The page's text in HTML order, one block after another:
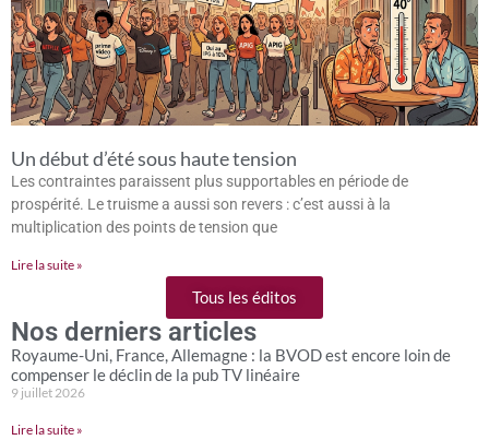
Un début d’été sous haute tension
Les contraintes paraissent plus supportables en période de
prospérité. Le truisme a aussi son revers : c’est aussi à la
multiplication des points de tension que
Lire la suite »
Tous les éditos
Nos derniers articles
Royaume-Uni, France, Allemagne : la BVOD est encore loin de
compenser le déclin de la pub TV linéaire
9 juillet 2026
Lire la suite »